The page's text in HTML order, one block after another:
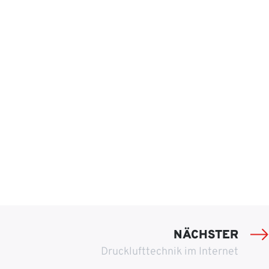
NÄCHSTER
Drucklufttechnik im Internet